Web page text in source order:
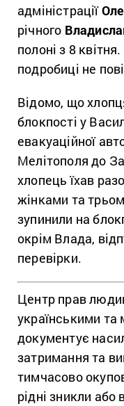
адміністрації
річного
полоні з 8
подробиці не
Відомо, що
блокпості у
евакуаційної
Мелітополя до
хлопець їхав
жінками та
зупинили на
окрім Влада,
перевірки.
Центр прав
українськими
документує
затримання та
тимчасово
рідні зникли